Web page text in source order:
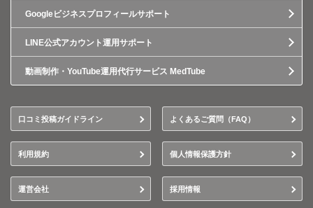
Googleビジネスプロフィールサポート
LINE公式アカウント運用サポート
動画制作・YouTube運用代行サービス MedTube
口コミ投稿ガイドライン よくあるご質問（FAQ）
利用規約 個人情報保護方針
運営会社 採用情報